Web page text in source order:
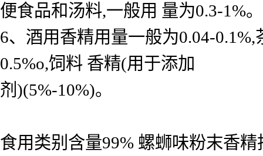
便食品和汤料,一般用 量为0.3-1%。
6、酒用香精用量一般为0.04-
0.5%o,饲料 香精(用于添加
剂)(5%-10%)。
食用类别含量99% 螺蛳味粉末香